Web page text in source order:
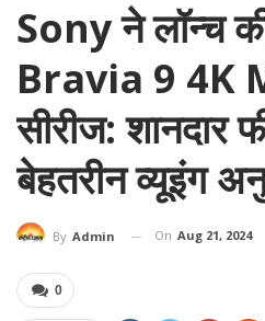
Sony ने लॉन्च
Bravia 9 4K
सीरीज: शानदार
बेहतरीन व्यूइंग
By Admin On Aug 21, 2024
0